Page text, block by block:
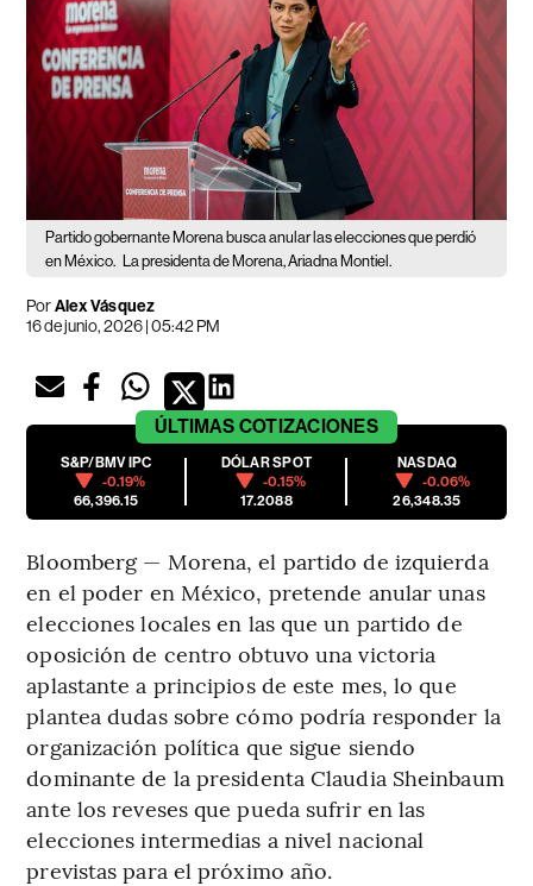
Partido gobernante Morena busca anular las elecciones que perdió
en México.
La presidenta de Morena, Ariadna Montiel.
PorAlex Vásquez
16 de junio, 2026 | 05:42 PM
ÚLTIMAS COTIZACIONES
S&P/BMV IPC
-0.19%
66,396.15
DÓLAR SPOT
-0.15%
17.2088
NASDAQ
-0.06%
26,348.35
Bloomberg — Morena, el partido de izquierda
en el poder en México, pretende anular unas
elecciones locales en las que un partido de
oposición de centro obtuvo una victoria
aplastante a principios de este mes, lo que
plantea dudas sobre cómo podría responder la
organización política que sigue siendo
dominante de la presidenta Claudia Sheinbaum
ante los reveses que pueda sufrir en las
elecciones intermedias a nivel nacional
previstas para el próximo año.